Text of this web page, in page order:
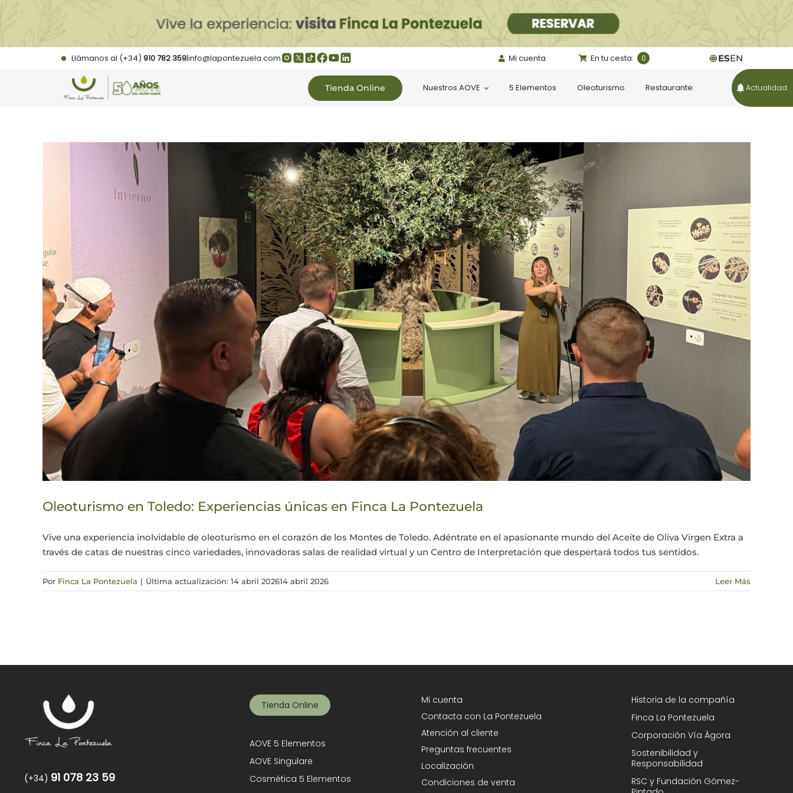
Saltar
Llámanos al (+34) 910 782 359|info@lapontezuela.com Mi cuenta En tu cesta: 0 ESEN
Tienda Online Nuestros AOVE 5 Elementos Oleoturismo Restaurante Actualidad
Oleoturismo en Toledo: Experiencias únicas en Finca La Pontezuela
Vive una experiencia inolvidable de oleoturismo en el corazón de los Montes de Toledo. Adéntrate en el apasionante mundo del Aceite de Oliva Virgen Extra a
través de catas de nuestras cinco variedades, innovadoras salas de realidad virtual y un Centro de Interpretación que despertará todos tus sentidos.
Por Finca La Pontezuela | Última actualización: 14 abril 202614 abril 2026 Leer Más
(+34) 91 078 23 59
Tienda Online
AOVE 5 Elementos
AOVE Singulare
Cosmética 5 Elementos
Mi cuenta
Contacta con La Pontezuela
Atención al cliente
Preguntas frecuentes
Localización
Condiciones de venta
Historia de la compañía
Finca La Pontezuela
Corporación Vía Ágora
Sostenibilidad y
Responsabilidad
RSC y Fundación Gómez-